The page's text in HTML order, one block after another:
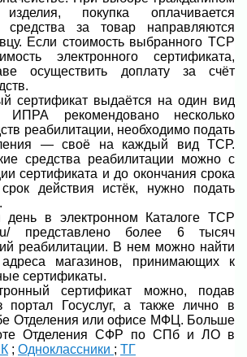
изделия, покупка оплачивается
за товар направляются
Если стоимость выбранного ТСР
электронного сертификата,
осуществить доплату за счёт
сертификат выдаётся на один вид
рекомендовано несколько
реабилитации, необходимо подать
— своё на каждый вид ТСР.
средства реабилитации можно с
сертификата и до окончания срока
действия истёк, нужно подать
день в электронном Каталоге ТСР
представлено более 6 тысяч
реабилитации. В нем можно найти
магазинов, принимающих к
сертификаты.
сертификат можно, подав
портал Госуслуг, а также лично в
Отделения или офисе МФЦ. Больше
Отделения СФР по СПб и ЛО в
; Одноклассники ; ТГ